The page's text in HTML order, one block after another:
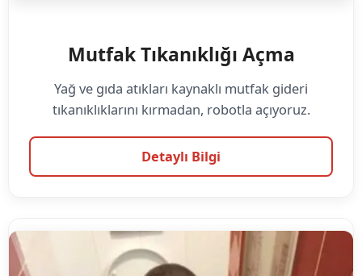
Mutfak Tıkanıklığı Açma
Yağ ve gıda atıkları kaynaklı mutfak gideri
tıkanıklıklarını kırmadan, robotla açıyoruz.
Detaylı Bilgi